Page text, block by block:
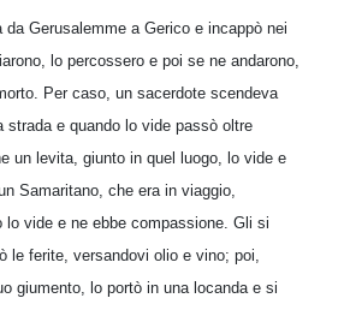
da Gerusalemme a Gerico e incappò nei
lo percossero e poi se ne andarono,
Per caso, un sacerdote scendeva
strada e quando lo vide passò oltre
un levita, giunto in quel luogo, lo vide e
Samaritano, che era in viaggio,
lo vide e ne ebbe compassione. Gli si
le ferite, versandovi olio e vino; poi,
giumento, lo portò in una locanda e si